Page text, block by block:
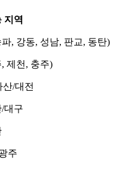
지역
, 강동, 성남, 판교, 동탄)
제천, 충주)
/대전
대구
주